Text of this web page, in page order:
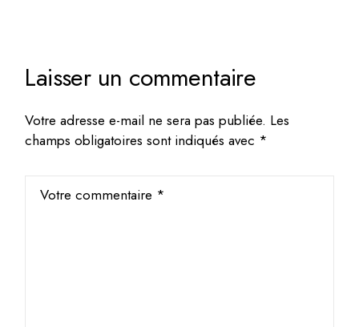
Laisser un commentaire
Votre adresse e-mail ne sera pas publiée. Les
champs obligatoires sont indiqués avec *